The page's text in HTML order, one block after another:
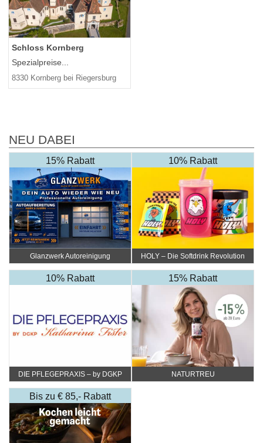
Schloss Kornberg
Spezialpreise...
8330 Kornberg bei Riegersburg
NEU DABEI
15% Rabatt
Glanzwerk Autoreinigung
10% Rabatt
HOLY – Die Softdrink Revolution
10% Rabatt
DIE PFLEGEPRAXIS – by DGKP
15% Rabatt
NATURTREU
Bis zu € 85,- Rabatt